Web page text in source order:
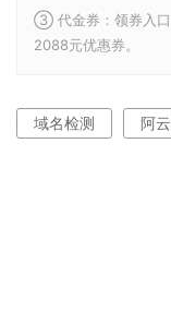
③ 代金券：领券入口
2088元优惠券。
域名检测 阿